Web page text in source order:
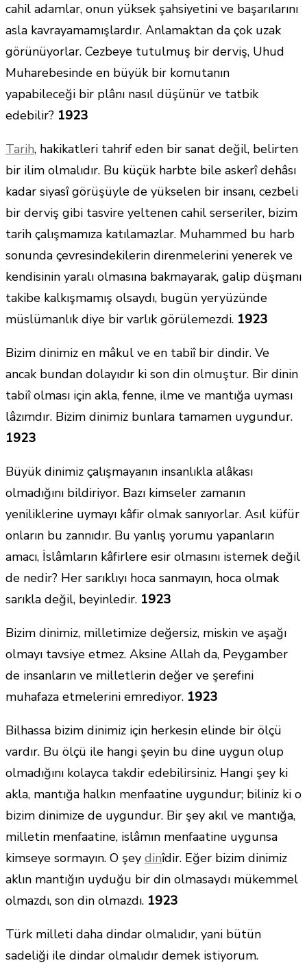
cahil adamlar, onun yüksek şahsiyetini ve başarılarını
asla kavrayamamışlardır. Anlamaktan da çok uzak
görünüyorlar. Cezbeye tutulmuş bir derviş, Uhud
Muharebesinde en büyük bir komutanın
yapabileceği bir plânı nasıl düşünür ve tatbik
edebilir? 1923
Tarih, hakikatleri tahrif eden bir sanat değil, belirten
bir ilim olmalıdır. Bu küçük harbte bile askerî dehâsı
kadar siyasî görüşüyle de yükselen bir insanı, cezbeli
bir derviş gibi tasvire yeltenen cahil serseriler, bizim
tarih çalışmamıza katılamazlar. Muhammed bu harb
sonunda çevresindekilerin direnmelerini yenerek ve
kendisinin yaralı olmasına bakmayarak, galip düşmanı
takibe kalkışmamış olsaydı, bugün yeryüzünde
müslümanlık diye bir varlık görülemezdi. 1923
Bizim dinimiz en mâkul ve en tabiî bir dindir. Ve
ancak bundan dolayıdır ki son din olmuştur. Bir dinin
tabiî olması için akla, fenne, ilme ve mantığa uyması
lâzımdır. Bizim dinimiz bunlara tamamen uygundur.
1923
Büyük dinimiz çalışmayanın insanlıkla alâkası
olmadığını bildiriyor. Bazı kimseler zamanın
yeniliklerine uymayı kâfir olmak sanıyorlar. Asıl küfür
onların bu zannıdır. Bu yanlış yorumu yapanların
amacı, İslâmların kâfirlere esir olmasını istemek değil
de nedir? Her sarıklıyı hoca sanmayın, hoca olmak
sarıkla değil, beyinledir. 1923
Bizim dinimiz, milletimize değersiz, miskin ve aşağı
olmayı tavsiye etmez. Aksine Allah da, Peygamber
de insanların ve milletlerin değer ve şerefini
muhafaza etmelerini emrediyor. 1923
Bilhassa bizim dinimiz için herkesin elinde bir ölçü
vardır. Bu ölçü ile hangi şeyin bu dine uygun olup
olmadığını kolayca takdir edebilirsiniz. Hangi şey ki
akla, mantığa halkın menfaatine uygundur; biliniz ki o
bizim dinimize de uygundur. Bir şey akıl ve mantığa,
milletin menfaatine, islâmın menfaatine uygunsa
kimseye sormayın. O şey dinîdir. Eğer bizim dinimiz
aklın mantığın uyduğu bir din olmasaydı mükemmel
olmazdı, son din olmazdı. 1923
Türk milleti daha dindar olmalıdır, yani bütün
sadeliği ile dindar olmalıdır demek istiyorum.